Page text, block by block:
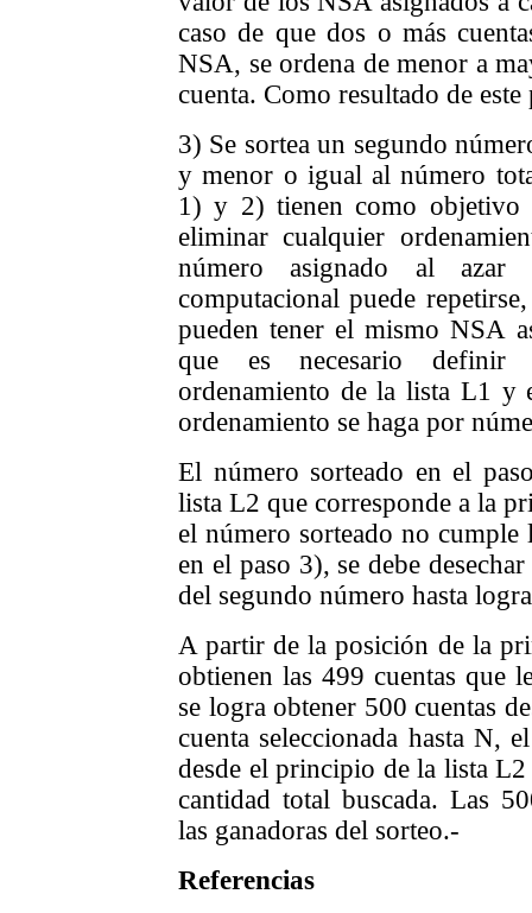
caso de que dos o más
NSA, se ordena de menor a
cuenta. Como resultado de
3) Se sortea un segundo
y menor o igual al número
1) y 2) tienen como objetivo
eliminar cualquier
número asignado al
computacional puede
pueden tener el mismo NSA
que es necesario
ordenamiento de la lista L1 y
ordenamiento se haga por
El número sorteado en el
lista L2 que corresponde a la
el número sorteado no cumple
en el paso 3), se debe
del segundo número hasta
A partir de la posición de la
obtienen las 499 cuentas que
se logra obtener 500 cuentas
cuenta seleccionada hasta N,
desde el principio de la lista L2
cantidad total buscada. Las
las ganadoras del sorteo.-
Referencias